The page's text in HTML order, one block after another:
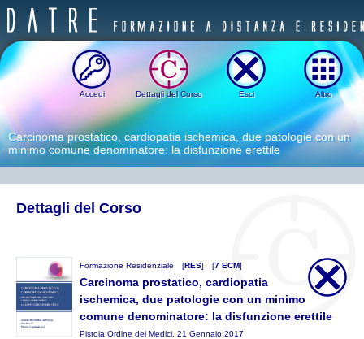
Accedi Dettagli del Corso Esci Altro
Carcinoma prostatico, cardiopatia ischemica, due patologie con un
minimo comune denominatore: la disfunzione erettile
Dettagli del Corso
Formazione Residenziale [RES] [7 ECM]
Carcinoma prostatico, cardiopatia
ischemica, due patologie con un minimo
comune denominatore: la disfunzione erettile
Pistoia Ordine dei Medici, 21 Gennaio 2017